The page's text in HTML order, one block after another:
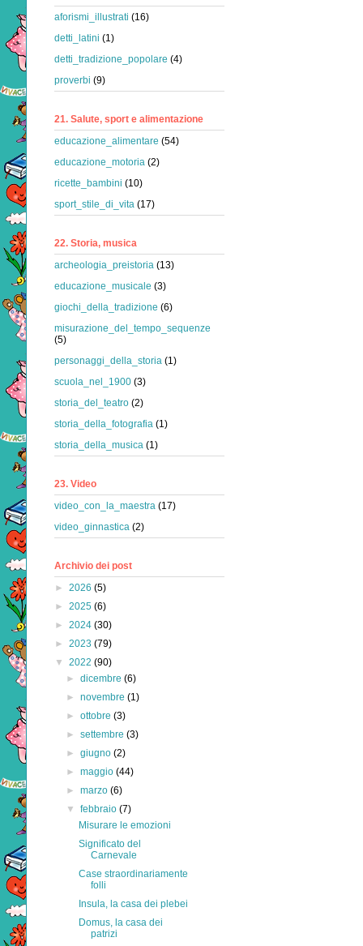
aforismi_illustrati (16)
detti_latini (1)
detti_tradizione_popolare (4)
proverbi (9)
21. Salute, sport e alimentazione
educazione_alimentare (54)
educazione_motoria (2)
ricette_bambini (10)
sport_stile_di_vita (17)
22. Storia, musica
archeologia_preistoria (13)
educazione_musicale (3)
giochi_della_tradizione (6)
misurazione_del_tempo_sequenze
(5)
personaggi_della_storia (1)
scuola_nel_1900 (3)
storia_del_teatro (2)
storia_della_fotografia (1)
storia_della_musica (1)
23. Video
video_con_la_maestra (17)
video_ginnastica (2)
Archivio dei post
► 2026 (5)
► 2025 (6)
► 2024 (30)
► 2023 (79)
▼ 2022 (90)
►dicembre(6)
►novembre(1)
►ottobre(3)
►settembre(3)
►giugno(2)
►maggio(44)
►marzo(6)
▼febbraio(7)
Misurare le emozioni
Significato del
Carnevale
Case straordinariamente
folli
Insula, la casa dei plebei
Domus, la casa dei
patrizi